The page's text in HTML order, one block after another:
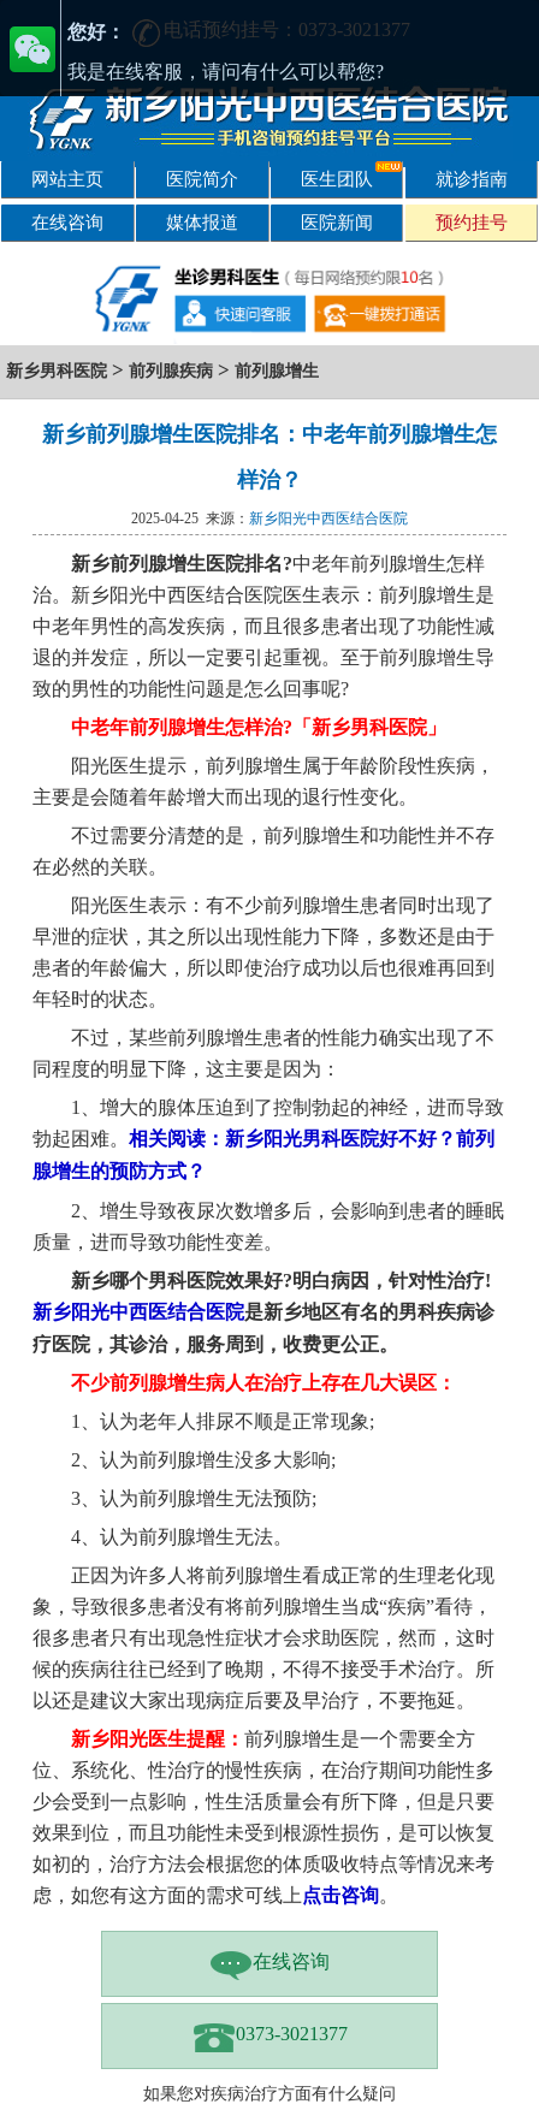
电话预约挂号：0373-3021377
[正规] 新乡阳光男科医院-精于男科-专注男性健康
网站主页 医院简介 医生团队 就诊指南
在线咨询 媒体报道 医院新闻 预约挂号
新乡男科医院 > 前列腺疾病 > 前列腺增生
新乡前列腺增生医院排名：中老年前列腺增生怎
样治？
2025-04-25 来源： 新乡阳光中西医结合医院
新乡前列腺增生医院排名?中老年前列腺增生怎样
治。新乡阳光中西医结合医院医生表示：前列腺增生是
中老年男性的高发疾病，而且很多患者出现了功能性减
退的并发症，所以一定要引起重视。至于前列腺增生导
致的男性的功能性问题是怎么回事呢?
中老年前列腺增生怎样治?「新乡男科医院」
阳光医生提示，前列腺增生属于年龄阶段性疾病，
主要是会随着年龄增大而出现的退行性变化。
不过需要分清楚的是，前列腺增生和功能性并不存
在必然的关联。
阳光医生表示：有不少前列腺增生患者同时出现了
早泄的症状，其之所以出现性能力下降，多数还是由于
患者的年龄偏大，所以即使治疗成功以后也很难再回到
年轻时的状态。
不过，某些前列腺增生患者的性能力确实出现了不
同程度的明显下降，这主要是因为：
1、增大的腺体压迫到了控制勃起的神经，进而导致
勃起困难。 相关阅读：新乡阳光男科医院好不好？前列
腺增生的预防方式？
2、增生导致夜尿次数增多后，会影响到患者的睡眠
质量，进而导致功能性变差。
新乡哪个男科医院效果好?明白病因，针对性治疗!
新乡阳光中西医结合医院是新乡地区有名的男科疾病诊
疗医院，其诊治，服务周到，收费更公正。
不少前列腺增生病人在治疗上存在几大误区：
1、认为老年人排尿不顺是正常现象;
2、认为前列腺增生没多大影响;
3、认为前列腺增生无法预防;
4、认为前列腺增生无法。
正因为许多人将前列腺增生看成正常的生理老化现
象，导致很多患者没有将前列腺增生当成“疾病”看待，
很多患者只有出现急性症状才会求助医院，然而，这时
候的疾病往往已经到了晚期，不得不接受手术治疗。所
以还是建议大家出现病症后要及早治疗，不要拖延。
新乡阳光医生提醒： 前列腺增生是一个需要全方
位、系统化、性治疗的慢性疾病，在治疗期间功能性多
少会受到一点影响，性生活质量会有所下降，但是只要
效果到位，而且功能性未受到根源性损伤，是可以恢复
如初的，治疗方法会根据您的体质吸收特点等情况来考
虑，如您有这方面的需求可线上 点击咨询。
在线咨询
0373-3021377
如果您对疾病治疗方面有什么疑问
您好：
我是在线客服，请问有什么可以帮您?